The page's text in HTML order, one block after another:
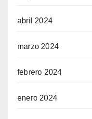
abril 2024
marzo 2024
febrero 2024
enero 2024